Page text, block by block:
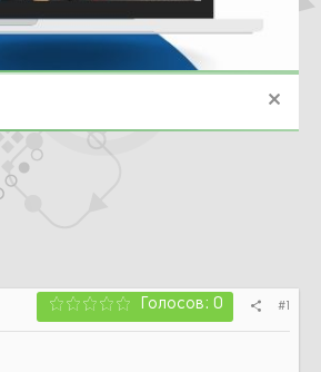
Голосов: 0 #1